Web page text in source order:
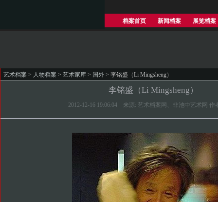
档案首页 新闻档案 展览档案
艺术档案 > 人物档案 > 艺术家库 > 国外 > 李铭盛（Li Mingsheng）
李铭盛（Li Mingsheng）
2012-12-16 19:06:04 来源: 艺术档案网、非池中艺术网 作